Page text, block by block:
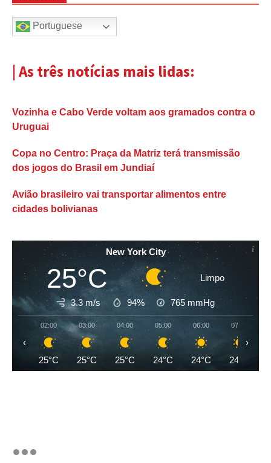
Portuguese
| As três notícias mais lidas:
Vozinha e Cabo Verde voltam aos gramados contra o
Uruguai
Copa no Centro: Praça da Matriz terá transmissão
dos jogos do Brasil em Jundiaí
Avião brasileiro vai transportar alimentos entre
cidades bolivianas
New York City
25°C Limpo
3.3 m/s 94% 765 mmHg
02:00
25°C
03:00
25°C
04:00
25°C
05:00
24°C
06:00
24°C
07:00
24°C
‹ ›